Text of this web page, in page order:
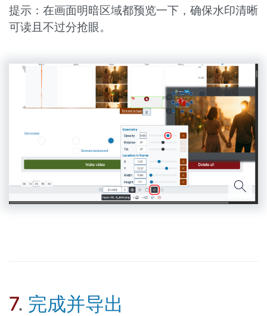
提示：在画面明暗区域都预览一下，确保水印清晰
可读且不过分抢眼。
7. 完成并导出